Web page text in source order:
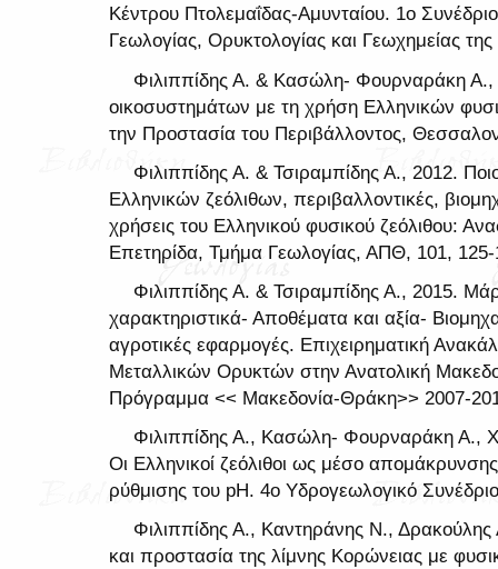
Κέντρου Πτολεμαΐδας-Αμυνταίου. 1ο
Γεωλογίας, Ορυκτολογίας και Γεωχημείας
Φιλιππίδης Α. & Κασώλη- Φουρναράκη Α.,
οικοσυστημάτων με τη χρήση Ελληνικών
την Προστασία του Περιβάλλοντος,
Φιλιππίδης Α. & Τσιραμπίδης Α., 2012.
Ελληνικών ζεόλιθων, περιβαλλοντικές,
χρήσεις του Ελληνικού φυσικού ζεόλιθου:
Επετηρίδα, Τμήμα Γεωλογίας, ΑΠΘ, 101,
Φιλιππίδης Α. & Τσιραμπίδης Α., 2015.
χαρακτηριστικά- Αποθέματα και αξία-
αγροτικές εφαρμογές. Επιχειρηματική
Μεταλλικών Ορυκτών στην Ανατολική
Πρόγραμμα << Μακεδονία-Θράκη>> 2007-
Φιλιππίδης Α., Κασώλη- Φουρναράκη Α.,
Οι Ελληνικοί ζεόλιθοι ως μέσο
ρύθμισης του pH. 4ο Υδρογεωλογικό
Φιλιππίδης Α., Καντηράνης Ν.,
και προστασία της λίμνης Κορώνειας με